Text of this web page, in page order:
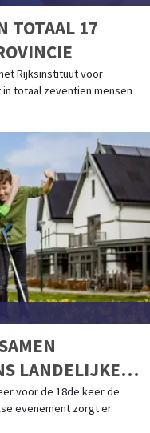
TOTAAL 17
Rijksinstituut voor
in totaal zeventien mensen
LANDELIJKE
voor de 18de keer de
evenement zorgt er